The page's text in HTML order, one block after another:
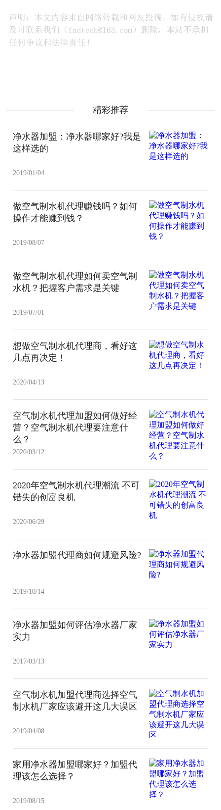
精彩推荐
净水器加盟：净水器哪家好?我是
这样选的
2019/01/04
做空气制水机代理赚钱吗？如何
操作才能赚到钱？
2019/08/07
做空气制水机代理如何卖空气制
水机？把握客户需求是关键
2019/07/01
想做空气制水机代理商，看好这
几点再决定！
2020/04/13
空气制水机代理加盟如何做好经
营？空气制水机代理要注意什
么？
2020/03/12
2020年空气制水机代理潮流 不可
错失的创富良机
2020/06/29
净水器加盟代理商如何规避风险?
2019/10/14
净水器加盟如何评估净水器厂家
实力
2017/03/13
空气制水机加盟代理商选择空气
制水机厂家应该避开这几大误区
2019/04/08
家用净水器加盟哪家好？加盟代
理该怎么选择？
2019/08/15